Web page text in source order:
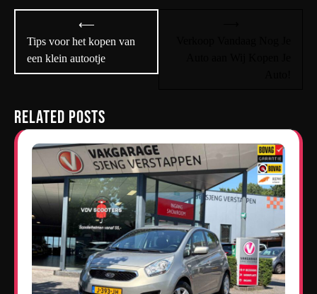
navigatie
⟵
Tips voor het kopen van
een klein autootje
Related Posts